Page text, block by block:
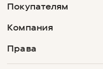
Покупателям
Компания
Права